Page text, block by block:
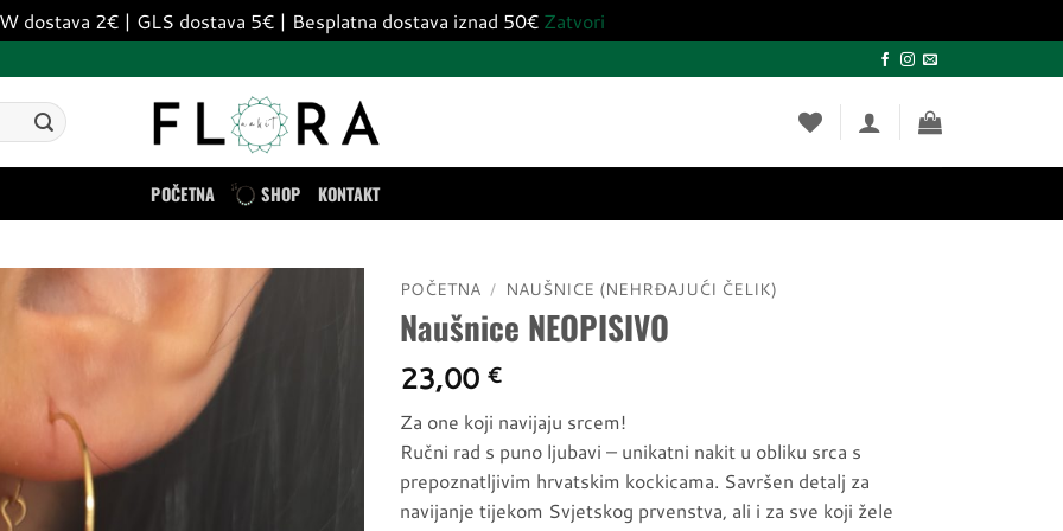
dostava 2€ | GLS dostava 5€ | Besplatna dostava iznad 50€ Zatvori
POČETNA SHOP KONTAKT
POČETNA / NAUŠNICE (NEHRĐAJUĆI ČELIK)
Naušnice NEOPISIVO
23,00 €
Za one koji navijaju srcem!
Ručni rad s puno ljubavi – unikatni nakit u obliku srca s
prepoznatljivim hrvatskim kockicama. Savršen detalj za
navijanje tijekom Svjetskog prvenstva, ali i za sve koji žele